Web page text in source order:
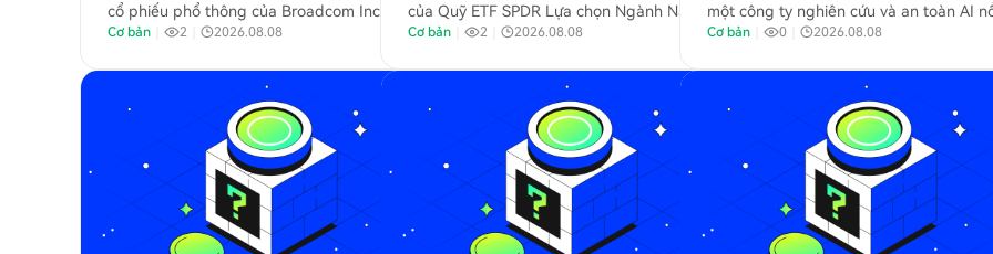
cổ phiếu phổ thông của Broadcom Inc.
(Nasdaq: AVGO). Broadcom Inc. là một công
và cung cấp các linh kiện bán dẫn và phần
mềm hạ tầng cho những nhu cầu phức tạp
và quan trọng của các tổ chức toàn cầu.
Cơ bản 2 2026.08.08
của Quỹ ETF SPDR Lựa chọn Ngành Năng
lượng State Street (NYSE Arca: XLE).
Cơ bản｜ 2 2026.08.08
một công ty nghiên cứu và an toàn AI
tiếng với việc phát triển dòng mô hình
Cơ bản ｜ 0 ｜ 2026.08.08